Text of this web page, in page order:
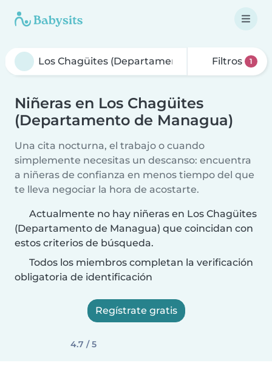
Filtros 1
Niñeras en Los Chagüites
(Departamento de Managua)
Una cita nocturna, el trabajo o cuando
simplemente necesitas un descanso: encuentra
a niñeras de confianza en menos tiempo del que
te lleva negociar la hora de acostarte.
Actualmente no hay niñeras en Los Chagüites
(Departamento de Managua) que coincidan con
estos criterios de búsqueda.
Todos los miembros completan la verificación
obligatoria de identificación
Regístrate gratis
4.7 / 5